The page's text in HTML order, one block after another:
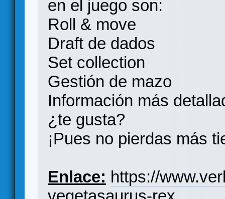
en el juego son:
Roll & move
Draft de dados
Set collection
Gestión de mazo
Información más
¿te gusta?
¡Pues no pierdas más
Enlace: https://